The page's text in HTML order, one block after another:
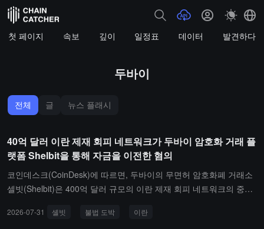
첫 페이지 속보 깊이 일정표 데이터 발견하다
두바이
전체 글 뉴스 플래시
40억 달러 이란 제재 회피 네트워크가 두바이 암호화 거래 플
랫폼 Shelbit을 통해 자금을 이전한 혐의
코인데스크(CoinDesk)에 따르면, 두바이의 무면허 암호화폐 거래소
셀빗(Shelbit)은 400억 달러 규모의 이란 제재 회피 네트워크의 중심
대규모 불법 도박 네트워크로 지목되고 있습니다.셀빗은 이란 이민자
2026-07-31 셸빗 불법 도박 이란